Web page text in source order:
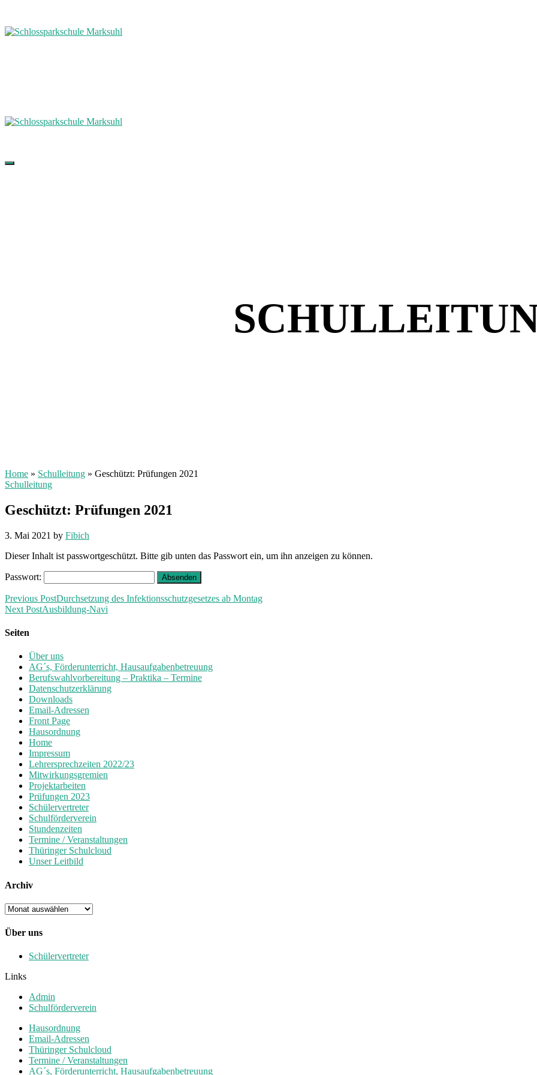
Home » Schulleitung » Geschützt: Prüfungen 2021
Schulleitung
Geschützt: Prüfungen 2021
3. Mai 2021 by Fibich
Dieser Inhalt ist passwortgeschützt. Bitte gib unten das Passwort ein, um ihn anzeigen zu können.
Passwort:
Previous PostDurchsetzung des Infektionsschutzgesetzes ab Montag
Next PostAusbildung-Navi
Seiten
Über uns
AG´s, Förderunterricht, Hausaufgabenbetreuung
Berufswahlvorbereitung – Praktika – Termine
Datenschutzerklärung
Downloads
Email-Adressen
Front Page
Hausordnung
Home
Impressum
Lehrersprechzeiten 2022/23
Mitwirkungsgremien
Projektarbeiten
Prüfungen 2023
Schülervertreter
Schulförderverein
Stundenzeiten
Termine / Veranstaltungen
Thüringer Schulcloud
Unser Leitbild
Archiv
Archiv
Über uns
Schülervertreter
Links
Admin
Schulförderverein
Hausordnung
Email-Adressen
Thüringer Schulcloud
Termine / Veranstaltungen
AG´s, Förderunterricht, Hausaufgabenbetreuung